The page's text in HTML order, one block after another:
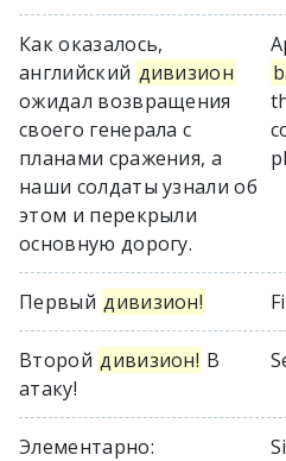
Как оказалось,
английский дивизион
ожидал возвращения
своего генерала с
планами сражения, а
наши солдаты узнали об
этом и перекрыли
основную дорогу.
Первый дивизион!
Второй дивизион! В
атаку!
Элементарно: